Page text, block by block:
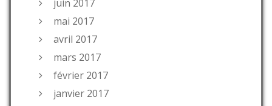
juin 2017
mai 2017
avril 2017
mars 2017
février 2017
janvier 2017